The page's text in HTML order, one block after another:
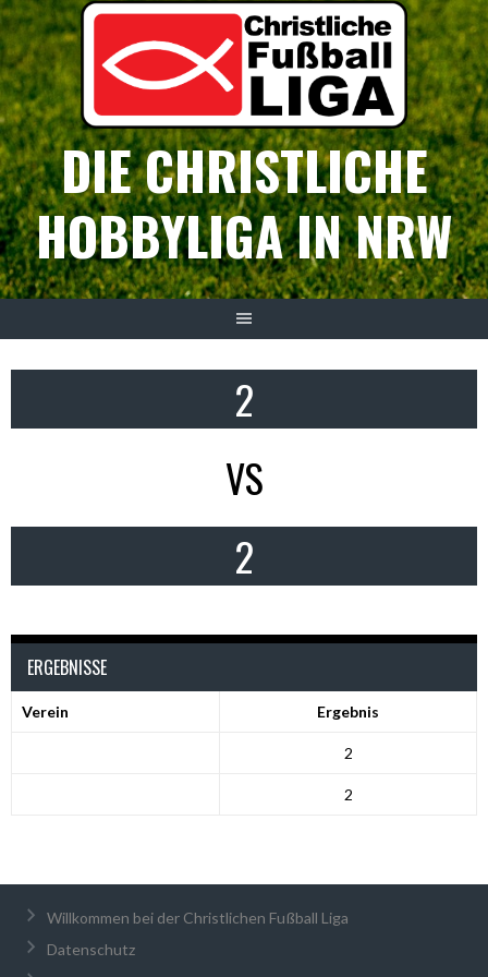
Springe
zum
Inhalt
DIE CHRISTLICHE
HOBBYLIGA IN NRW
2
VS
2
ERGEBNISSE
Verein Ergebnis
2
2
Willkommen bei der Christlichen Fußball Liga
Datenschutz